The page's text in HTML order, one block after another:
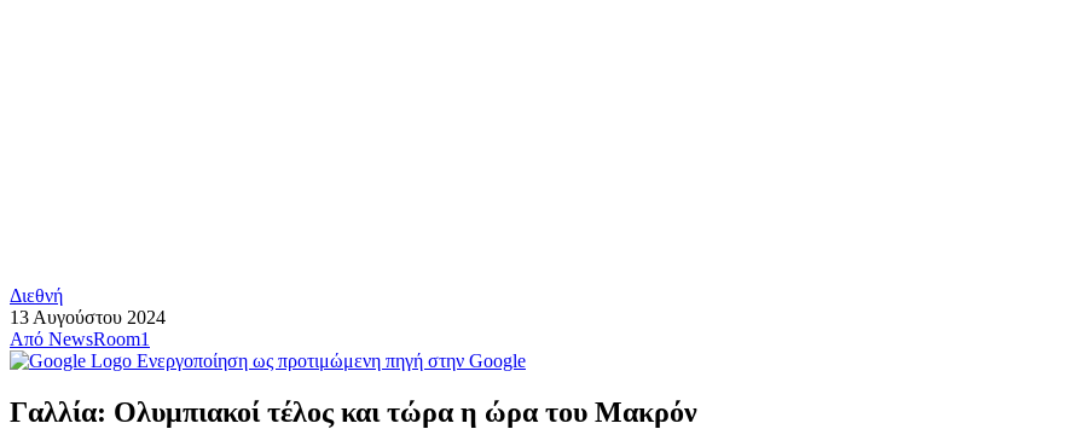
Διεθνή
13 Αυγούστου 2024
Από NewsRoom1
Ενεργοποίηση ως προτιμώμενη πηγή στην Google
Γαλλία: Ολυμπιακοί τέλος και τώρα η ώρα του Μακρόν